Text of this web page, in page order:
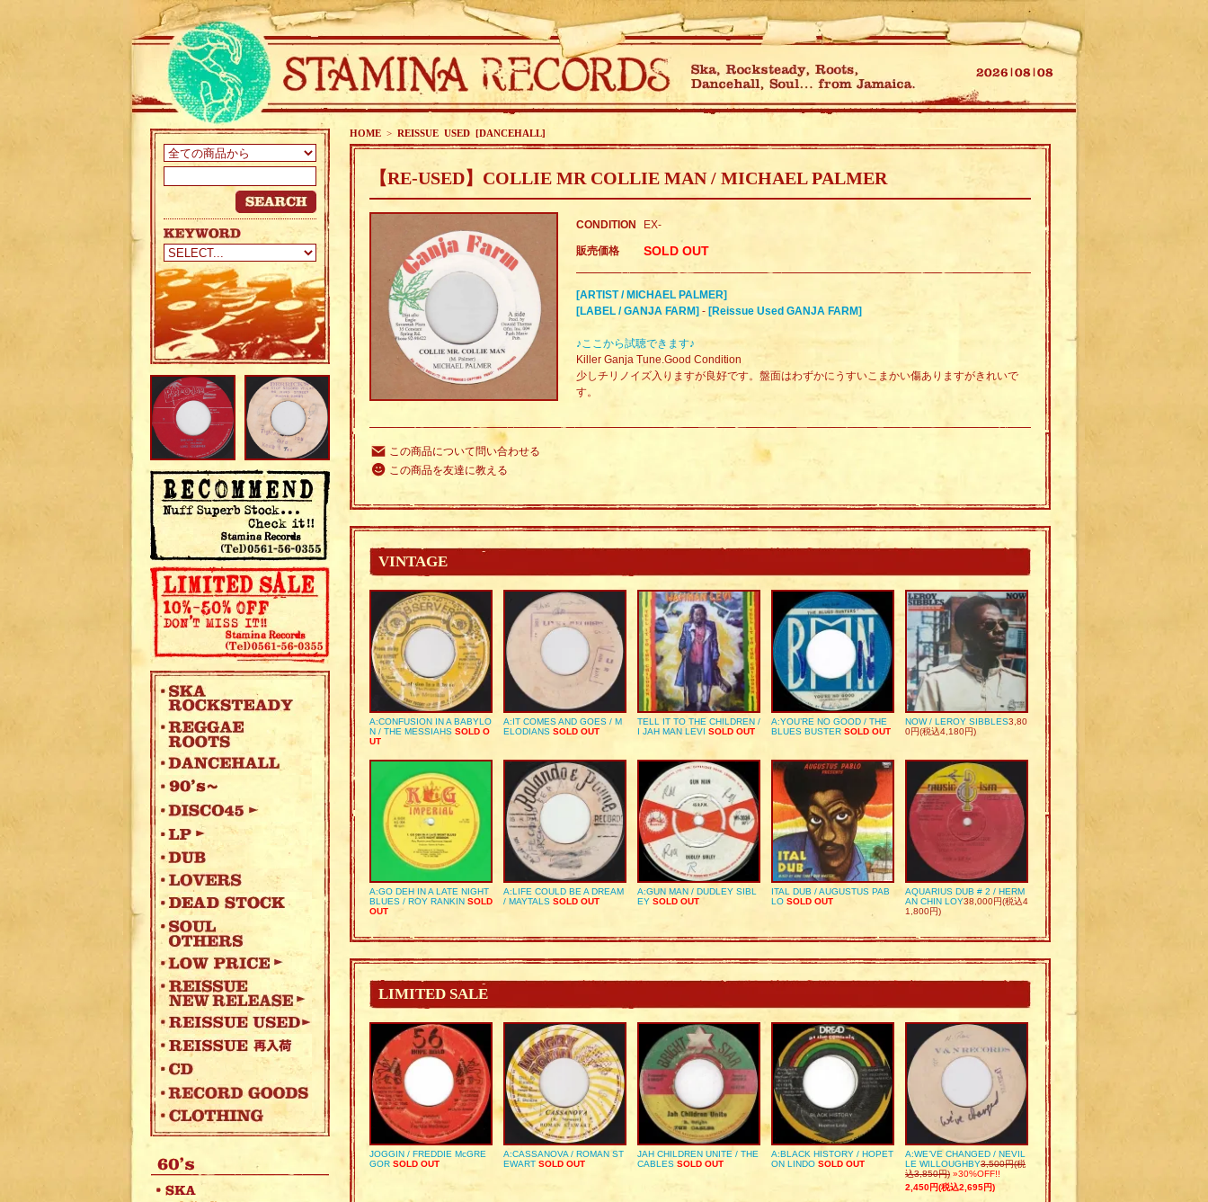
HOME > REISSUE USED [DANCEHALL]
【RE-USED】COLLIE MR COLLIE MAN / MICHAEL PALMER
CONDITION EX-
販売価格 SOLD OUT
[ARTIST / MICHAEL PALMER]
[LABEL / GANJA FARM] - [Reissue Used GANJA FARM]
♪ここから試聴できます♪
Killer Ganja Tune.Good Condition
少しチリノイズ入りますが良好です。盤面はわずかにうすいこまかい傷ありますがきれいで
す。
この商品について問い合わせる
この商品を友達に教える
VINTAGE
A:CONFUSION IN A BABYLO
N / THE MESSIAHS SOLD O
UT
A:IT COMES AND GOES / M
ELODIANS SOLD OUT
TELL IT TO THE CHILDREN /
I JAH MAN LEVI SOLD OUT
A:YOU’RE NO GOOD / THE
BLUES BUSTER SOLD OUT
NOW / LEROY SIBBLES3,80
0円(税込4,180円)
A:GO DEH IN A LATE NIGHT
BLUES / ROY RANKIN SOLD
OUT
A:LIFE COULD BE A DREAM
/ MAYTALS SOLD OUT
A:GUN MAN / DUDLEY SIBL
EY SOLD OUT
ITAL DUB / AUGUSTUS PAB
LO SOLD OUT
AQUARIUS DUB # 2 / HERM
AN CHIN LOY38,000円(税込4
1,800円)
LIMITED SALE
JOGGIN / FREDDIE McGRE
GOR SOLD OUT
A:CASSANOVA / ROMAN ST
EWART SOLD OUT
JAH CHILDREN UNITE / THE
CABLES SOLD OUT
A:BLACK HISTORY / HOPET
ON LINDO SOLD OUT
A:WE’VE CHANGED / NEVIL
LE WILLOUGHBY3,500円(税
込3,850円) »30%OFF!!
2,450円(税込2,695円)